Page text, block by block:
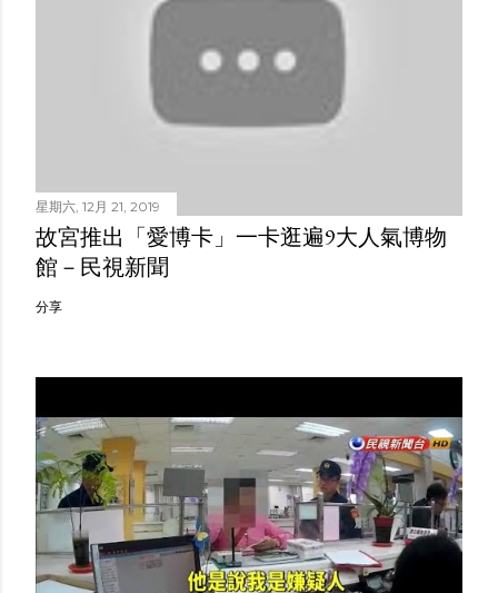
星期六, 12月 21, 2019
故宮推出「愛博卡」一卡逛遍9大人氣博物
館－民視新聞
分享